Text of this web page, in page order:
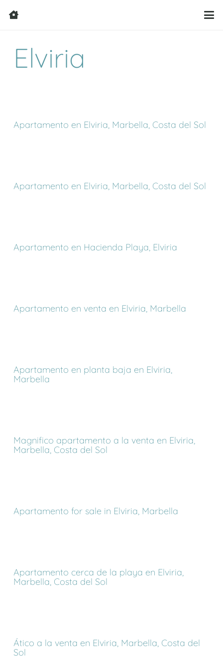
Elviria
Apartamento en Elviria, Marbella, Costa del Sol
Apartamento en Elviria, Marbella, Costa del Sol
Apartamento en Hacienda Playa, Elviria
Apartamento en venta en Elviria, Marbella
Apartamento en planta baja en Elviria,
Marbella
Magnifico apartamento a la venta en Elviria,
Marbella, Costa del Sol
Apartamento for sale in Elviria, Marbella
Apartamento cerca de la playa en Elviria,
Marbella, Costa del Sol
Ático a la venta en Elviria, Marbella, Costa del
Sol